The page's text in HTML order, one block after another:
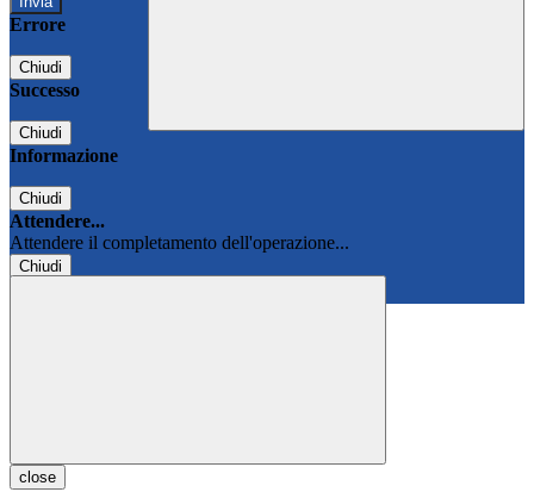
Errore
Chiudi
Successo
Chiudi
Informazione
Chiudi
Attendere...
Attendere il completamento dell'operazione...
Chiudi
close